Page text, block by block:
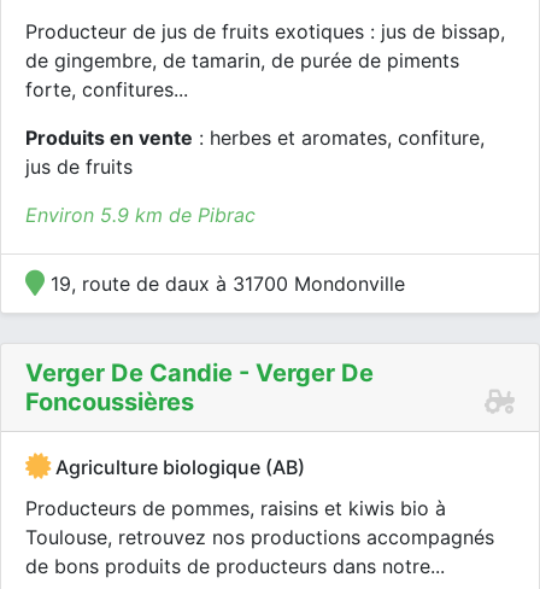
Producteur de jus de fruits exotiques : jus de bissap,
de gingembre, de tamarin, de purée de piments
forte, confitures...
Produits en vente : herbes et aromates, confiture,
jus de fruits
Environ 5.9 km de Pibrac
19, route de daux à 31700 Mondonville
Verger De Candie - Verger De
Foncoussières
Agriculture biologique (AB)
Producteurs de pommes, raisins et kiwis bio à
Toulouse, retrouvez nos productions accompagnés
de bons produits de producteurs dans notre...